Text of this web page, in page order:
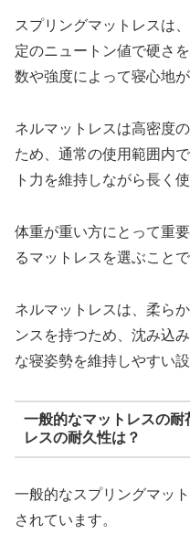
スプリングマットレスは
定のニュートン値で硬さ
数や強度によって寝心地が
ネルマットレスは高密度
ため、通常の使用範囲内
ト力を維持しながら長く
体重が重い方にとって重
るマットレスを選ぶことで
ネルマットレスは、柔ら
ンスを持つため、沈み込
な寝姿勢を維持しやすい
一般的なマットレスの
レスの耐久性は？
一般的なスプリングマッ
されています。